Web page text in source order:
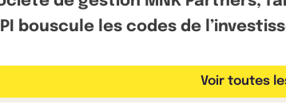
bouscule les codes de
Voir toutes